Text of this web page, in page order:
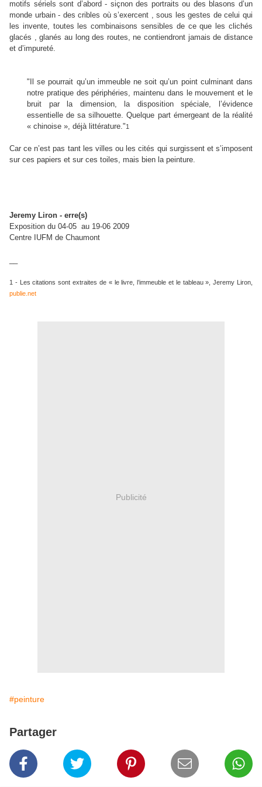
motifs sériels sont d’abord - siçnon des portraits ou des blasons d’un
monde urbain - des cribles où s’exercent , sous les gestes de celui qui
les invente, toutes les combinaisons sensibles de ce que les clichés
glacés , glanés au long des routes, ne contiendront jamais de distance
et d’impureté.
"Il se pourrait qu’un immeuble ne soit qu’un point culminant dans
notre pratique des périphéries, maintenu dans le mouvement et le
bruit par la dimension, la disposition spéciale, l’évidence
essentielle de sa silhouette. Quelque part émergeant de la réalité
« chinoise », déjà littérature."1
Car ce n’est pas tant les villes ou les cités qui surgissent et s’imposent
sur ces papiers et sur ces toiles, mais bien la peinture.
Jeremy Liron - erre(s)
Exposition du 04-05 au 19-06 2009
Centre IUFM de Chaumont
1 - Les citations sont extraites de « le livre, l’immeuble et le tableau », Jeremy Liron,
publie.net
Publicité
#peinture
Partager